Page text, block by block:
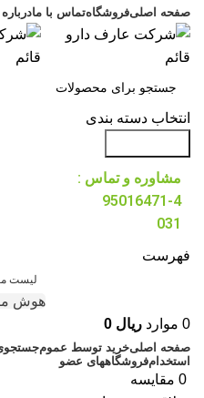
صفحه اصلیفروشگاهتماس با ما
انتخاب دسته بندی
مشاوره و تماس :
95016471-4
031
فهرست
لیست
هوش
0 موارد ریال
صفحه اصلیخرید توسط عموم
استخدامفروشگاههای عضو
0 مقایسه